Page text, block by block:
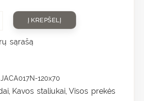
Į KREPŠELĮ
JACA017N-120x70
, Kavos staliukai, Visos prekės
sąrašą